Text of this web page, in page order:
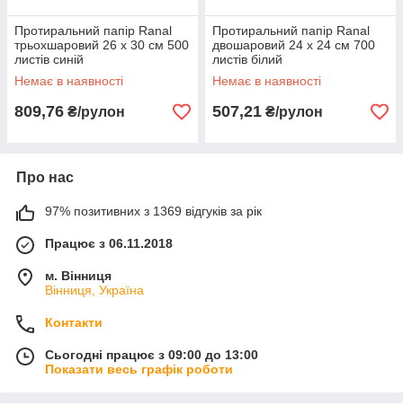
Протиральний папір Ranal
трьохшаровий 26 х 30 см 500
листів синій
Немає в наявності
809,76 ₴/рулон
Протиральний папір Ranal
двошаровий 24 х 24 см 700
листів білий
Немає в наявності
507,21 ₴/рулон
Про нас
97% позитивних з 1369 відгуків за рік
Працює з 06.11.2018
м. Вінниця
Вінниця, Україна
Контакти
Сьогодні працює з 09:00 до 13:00
Показати весь графік роботи